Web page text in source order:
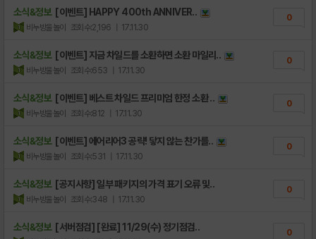
소식&정보 [이벤트] HAPPY 400th ANNIVER..
비누방울놀이 조회수:2,196 | 17.11.30
0
소식&정보 [이벤트] 지금 차일드를 소환하면 소환 마일리..
비누방울놀이 조회수:653 | 17.11.30
0
소식&정보 [이벤트] 베스트 차일드 프리미엄 한정 소환 ..
비누방울놀이 조회수:812 | 17.11.30
0
소식&정보 [이벤트] 에어리어3 공략! 닿지 않는 찬가를..
비누방울놀이 조회수:531 | 17.11.30
0
소식&정보 [공지사항] 일부 패키지의 가격 표기 오류 및..
비누방울놀이 조회수:348 | 17.11.30
0
소식&정보 [서버점검] [완료] 11/29(수) 정기점검.. 0